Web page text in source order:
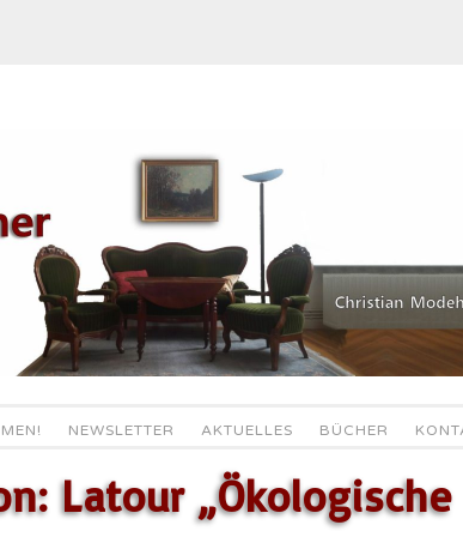
NEWSLETTER AKTUELLES BÜCHER
Latour „Ökologische